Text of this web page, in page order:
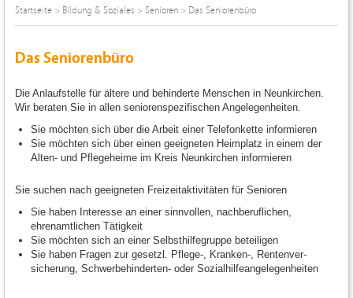
Startseite > Bildung & Soziales > Senioren > Das Seniorenbüro
Das Seniorenbüro
Die Anlaufstelle für ältere und behinderte Menschen in Neunkirchen.
Wir beraten Sie in allen seniorenspezifischen Angelegenheiten.
Sie möchten sich über die Arbeit einer Telefonkette informieren
Sie möchten sich über einen geeigneten Heimplatz in einem der
Alten- und Pflegeheime im Kreis Neunkirchen informieren
Sie suchen nach geeigneten Freizeitaktivitäten für Senioren
Sie haben Interesse an einer sinnvollen, nachberuflichen,
ehrenamtlichen Tätigkeit
Sie möchten sich an einer Selbsthilfegruppe beteiligen
Sie haben Fragen zur gesetzl. Pflege-, Kranken-, Rentenver-
sicherung, Schwerbehinderten- oder Sozialhilfeangelegenheiten